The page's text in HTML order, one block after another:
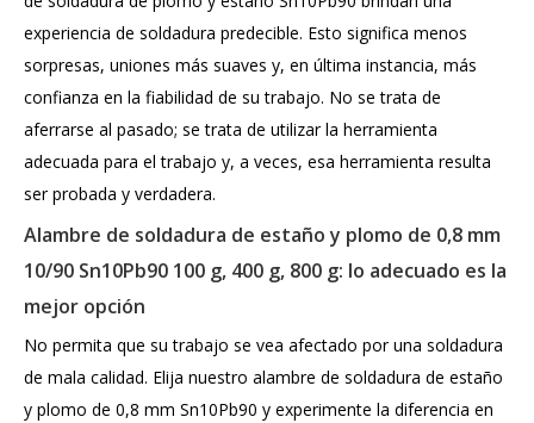
experiencia de soldadura predecible. Esto significa menos
sorpresas, uniones más suaves y, en última instancia, más
confianza en la fiabilidad de su trabajo. No se trata de
aferrarse al pasado; se trata de utilizar la herramienta
adecuada para el trabajo y, a veces, esa herramienta resulta
ser probada y verdadera.
Alambre de soldadura de estaño y plomo de 0,8 mm
10/90 Sn10Pb90 100 g, 400 g, 800 g: lo adecuado es la
mejor opción
No permita que su trabajo se vea afectado por una soldadura
de mala calidad. Elija nuestro alambre de soldadura de estaño
y plomo de 0,8 mm Sn10Pb90 y experimente la diferencia en